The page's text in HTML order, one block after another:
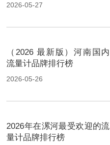
2026-05-27
（2026 最新版）河南国内
流量计品牌排行榜
2026-05-26
2026年在漯河最受欢迎的流
量计品牌排行榜